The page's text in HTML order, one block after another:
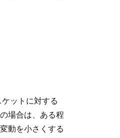
ットに対する
場合は、ある程
動を小さくする